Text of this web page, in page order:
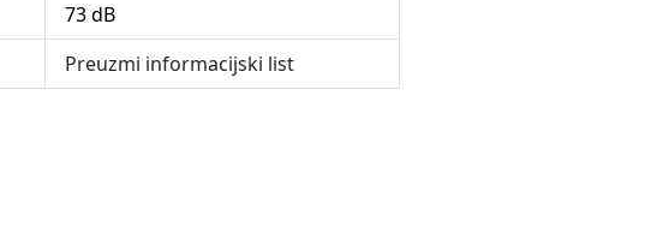
73 dB
Preuzmi informacijski list